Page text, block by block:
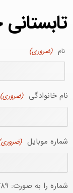
نام (ضروری)
نام خانوادگی (ضروری)
شماره موبایل
شماره را به صورت: ۰۹۱۲۳۴۵۶۷۸۹ وارد نمایید